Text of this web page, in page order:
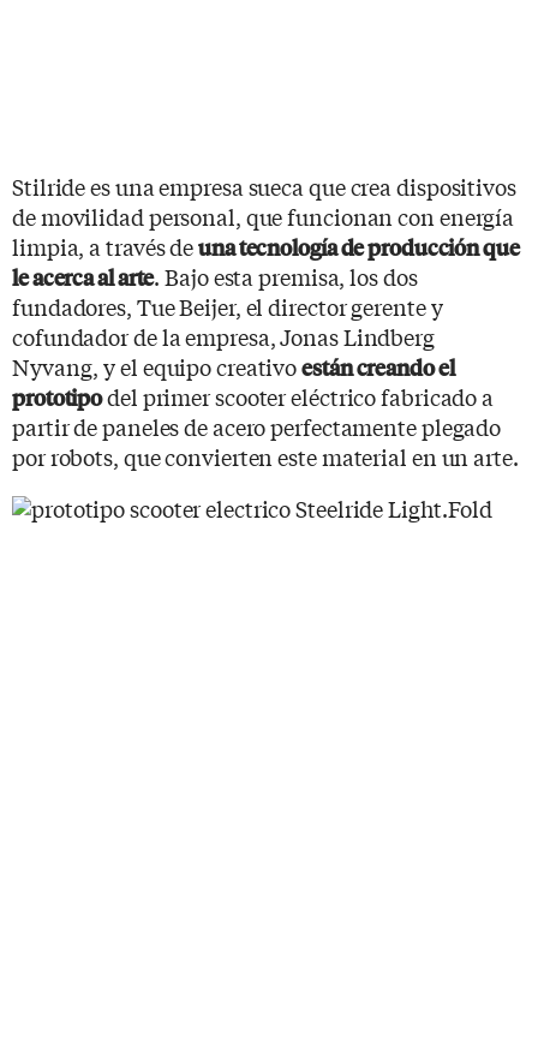
Stilride es una empresa sueca que crea dispositivos
de movilidad personal, que funcionan con energía
limpia, a través deuna tecnología de producción que
le acerca al arte. Bajo esta premisa, los dos
fundadores, Tue Beijer, el director gerente y
cofundador de la empresa, Jonas Lindberg
Nyvang, y el equipo creativoestán creando el
prototipodel primer scooter eléctrico fabricado a
partir de paneles de acero perfectamente plegado
por robots, que convierten este material en un arte.